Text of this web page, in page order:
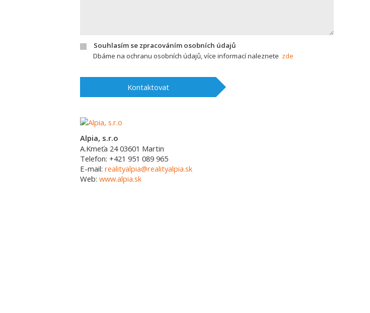
Souhlasím se zpracováním osobních údajů
Dbáme na ochranu osobních údajů, více informací naleznete zde
Kontaktovat
Alpia, s.r.o
A.Kmeťa 24 03601 Martin
Telefon: +421 951 089 965
E-mail: realityalpia@realityalpia.sk
Web: www.alpia.sk